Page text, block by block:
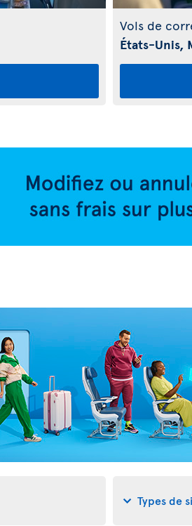
Vols de
États-Unis,
Types de